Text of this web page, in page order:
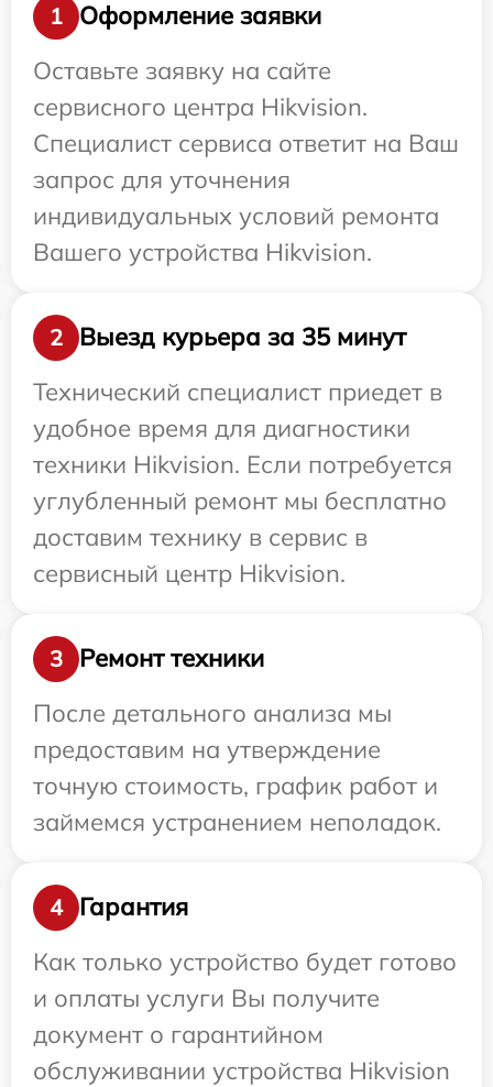
1
Оформление заявки
Оставьте заявку на сайте
сервисного центра Hikvision.
Специалист сервиса ответит на Ваш
запрос для уточнения
индивидуальных условий ремонта
Вашего устройства Hikvision.
2
Выезд курьера за 35 минут
Технический специалист приедет в
удобное время для диагностики
техники Hikvision. Если потребуется
углубленный ремонт мы бесплатно
доставим технику в сервис в
сервисный центр Hikvision.
3
Ремонт техники
После детального анализа мы
предоставим на утверждение
точную стоимость, график работ и
займемся устранением неполадок.
4
Гарантия
Как только устройство будет готово
и оплаты услуги Вы получите
документ о гарантийном
обслуживании устройства Hikvision